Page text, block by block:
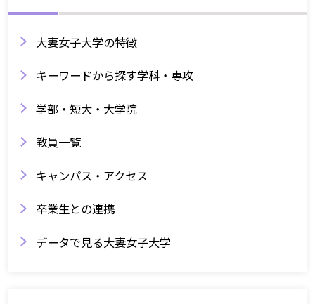
大妻女子大学の特徴
キーワードから探す学科・専攻
学部・短大・大学院
教員一覧
キャンパス・アクセス
卒業生との連携
データで見る大妻女子大学